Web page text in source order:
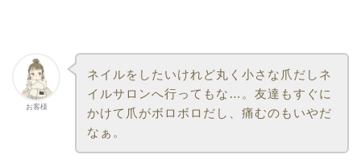
お客様
ネイルをしたいけれど丸く小さな爪だしネ
イルサロンへ行ってもな…。友達もすぐに
かけて爪がボロボロだし、痛むのもいやだ
なぁ。